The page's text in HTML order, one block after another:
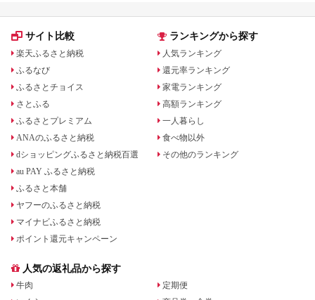
サイト比較
楽天ふるさと納税
ふるなび
ふるさとチョイス
さとふる
ふるさとプレミアム
ANAのふるさと納税
dショッピングふるさと納税百選
au PAY ふるさと納税
ふるさと本舗
ヤフーのふるさと納税
マイナビふるさと納税
ポイント還元キャンペーン
ランキングから探す
人気ランキング
還元率ランキング
家電ランキング
高額ランキング
一人暮らし
食べ物以外
その他のランキング
人気の返礼品から探す
牛肉
定期便